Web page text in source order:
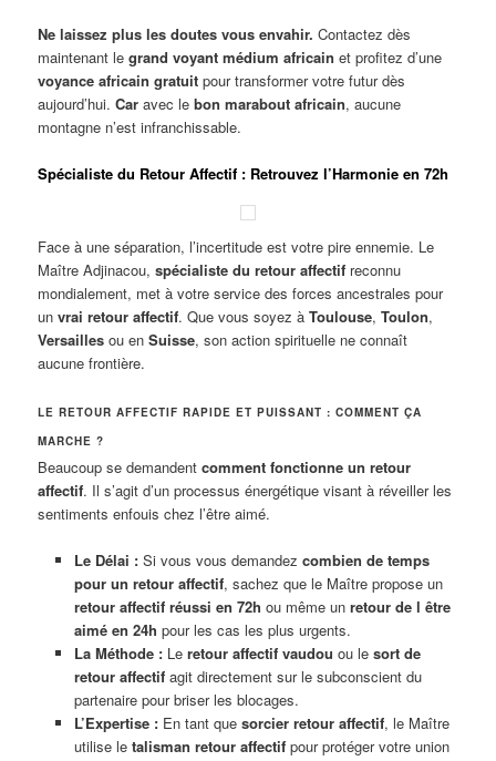
Ne laissez plus les doutes vous envahir. Contactez dès
maintenant legrand voyant médium africain et profitez d’une
voyance africain gratuit pour transformer votre futur dès
aujourd’hui.Car avec lebon marabout africain, aucune
montagne n’est infranchissable.
Spécialiste du Retour Affectif : Retrouvez l’Harmonie en 72h
Face à une séparation, l’incertitude est votre pire ennemie. Le
Maître Adjinacou,spécialiste du retour affectif reconnu
mondialement, met à votre service des forces ancestrales pour
unvrai retour affectif. Que vous soyez àToulouse,Toulon,
Versailles ou enSuisse, son action spirituelle ne connaît
aucune frontière.
LE RETOUR AFFECTIF RAPIDE ET PUISSANT : COMMENT ÇA
MARCHE ?
Beaucoup se demandentcomment fonctionne un retour
affectif. Il s’agit d’un processus énergétique visant à réveiller les
sentiments enfouis chez l’être aimé.
Le Délai :Si vous vous demandez combien de temps
pour un retour affectif, sachez que le Maître propose un
retour affectif réussi en 72h ou même un retour de l être
aimé en 24h pour les cas les plus urgents.
La Méthode :Le retour affectif vaudou ou le sort de
retour affectifagit directement sur le subconscient du
partenaire pour briser les blocages.
L’Expertise :En tant que sorcier retour affectif, le Maître
utilise le talisman retour affectifpour protéger votre union